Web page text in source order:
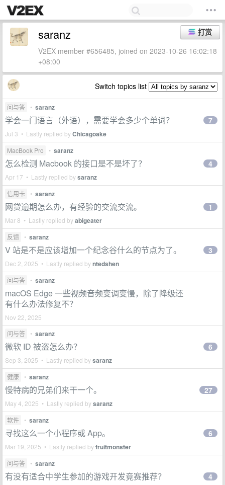
打赏
saranz
V2EX member #656485, joined on 2023-10-26 16:02:18
+08:00
Switch topics list
问与答 • saranz
学会一门语言（外语），需要学会多少个单词？
Jul 3 • Lastly replied byChicagoake
7
MacBook Pro • saranz
怎么检测 Macbook 的接口是不是坏了？
Apr 17 • Lastly replied bysaranz
4
信用卡 • saranz
网贷逾期怎么办，有经验的交流交流。
Mar 8 • Lastly replied byabigeater
1
反馈 • saranz
V 站是不是应该增加一个纪念谷什么的节点为了。
Dec 2, 2025 • Lastly replied byntedshen
3
问与答 • saranz
macOS Edge 一些视频音频变调变慢，除了降级还
有什么办法修复不？
Nov 22, 2025
问与答
• saranz
微软 ID 被盗怎么办？
Sep 3, 2025 • Lastly replied bysaranz
6
健康 • saranz
慢特病的兄弟们来干一个。
May 4, 2025 • Lastly replied bysaranz
27
软件 • saranz
寻找这么一个小程序或 App。
Mar 19, 2025 • Lastly replied byfruitmonster
6
问与答 • saranz
有没有适合中学生参加的游戏开发竟赛推荐？ 4